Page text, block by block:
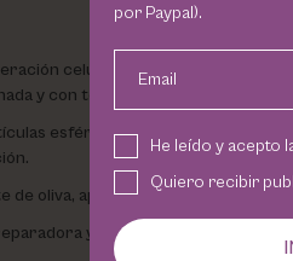
celular y la producción de
y con tono uniforme. Actúa 11
esféricas encapsuladas que se
de oliva, aporta elasticidad y
y antioxidante.
por Paypal).
Email
He leído y acepto
Quiero recibir